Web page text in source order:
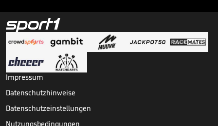
Impressum
Datenschutzhinweise
Datenschutzeinstellungen
Nutzungsbedingungen